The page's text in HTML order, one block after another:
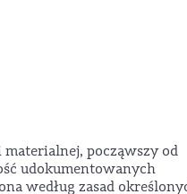
począwszy od
udokumentowanych
według zasad